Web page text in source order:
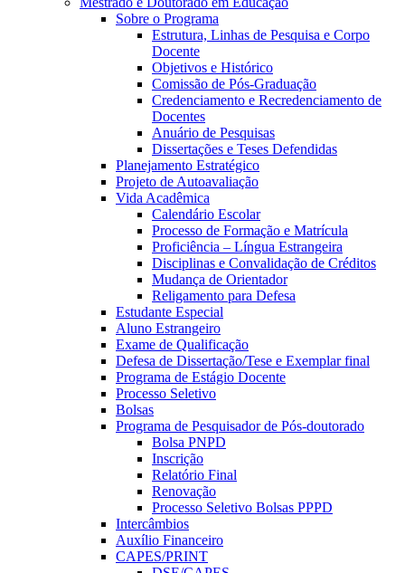
Sobre o Programa
Estrutura, Linhas de Pesquisa e Corpo
Docente
Objetivos e Histórico
Comissão de Pós-Graduação
Credenciamento e Recredenciamento de
Docentes
Anuário de Pesquisas
Dissertações e Teses Defendidas
Planejamento Estratégico
Projeto de Autoavaliação
Vida Acadêmica
Calendário Escolar
Processo de Formação e Matrícula
Proficiência – Língua Estrangeira
Disciplinas e Convalidação de Créditos
Mudança de Orientador
Religamento para Defesa
Estudante Especial
Aluno Estrangeiro
Exame de Qualificação
Defesa de Dissertação/Tese e Exemplar final
Programa de Estágio Docente
Processo Seletivo
Bolsas
Programa de Pesquisador de Pós-doutorado
Bolsa PNPD
Inscrição
Relatório Final
Renovação
Processo Seletivo Bolsas PPPD
Intercâmbios
Auxílio Financeiro
CAPES/PRINT